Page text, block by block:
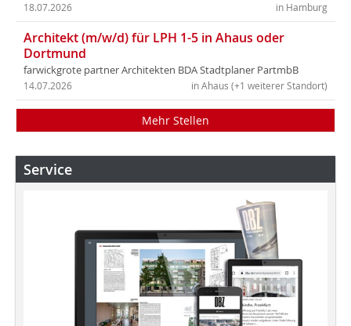
in Hamburg
18.07.2026
Architekt (m/w/d) für LPH 1-5 in Ahaus oder
Dortmund
farwickgrote partner Architekten BDA Stadtplaner PartmbB
in Ahaus (+1 weiterer Standort)
14.07.2026
Mehr Stellen
Service